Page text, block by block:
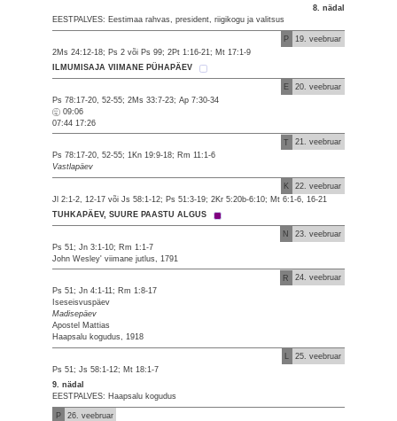
8. nädal
EESTPALVES: Eestimaa rahvas, president, riigikogu ja valitsus
P
19. veebruar
2Ms 24:12-18; Ps 2 või Ps 99; 2Pt 1:16-21; Mt 17:1-9
ILMUMISAJA VIIMANE PÜHAPÄEV
E
20. veebruar
Ps 78:17-20, 52-55; 2Ms 33:7-23; Ap 7:30-34
09:06
07:44 17:26
T
21. veebruar
Ps 78:17-20, 52-55; 1Kn 19:9-18; Rm 11:1-6
Vastlapäev
K
22. veebruar
Jl 2:1-2, 12-17 või Js 58:1-12; Ps 51:3-19; 2Kr 5:20b-6:10; Mt 6:1-6, 16-21
TUHKAPÄEV, SUURE PAASTU ALGUS
N
23. veebruar
Ps 51; Jn 3:1-10; Rm 1:1-7
John Wesley' viimane jutlus, 1791
R
24. veebruar
Ps 51; Jn 4:1-11; Rm 1:8-17
Iseseisvuspäev
Madisepäev
Apostel Mattias
Haapsalu kogudus, 1918
25. veebruar
Ps 51; Js 58:1-12; Mt 18:1-7
9. nädal
EESTPALVES: Haapsalu kogudus
P
26. veebruar